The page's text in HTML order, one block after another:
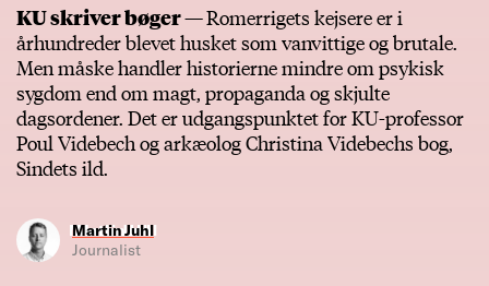
KU skriver bøger —Romerrigets kejsere er i
århundreder blevet husket som vanvittige og brutale.
Men måske handler historierne mindre om psykisk
sygdom end om magt, propaganda og skjulte
dagsordener. Det er udgangspunktet for KU-professor
Poul Videbech og arkæolog Christina Videbechs bog,
Sindets ild.
Martin Juhl
Journalist